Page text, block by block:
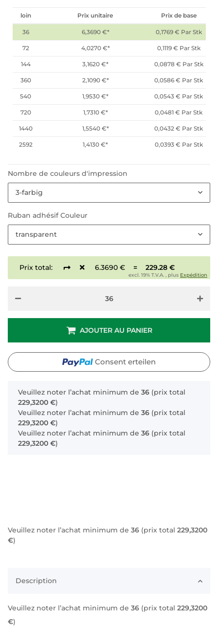
Veuillez noter l’achat minimum de 36 (prix total 229,3200
€)
loin Prix unitaire Prix de base
36 6,3690 €* 0,1769 € Par Stk
72 4,0270 €* 0,1119 € Par Stk
144 3,1620 €* 0,0878 € Par Stk
360 2,1090 €* 0,0586 € Par Stk
540 1,9530 €* 0,0543 € Par Stk
720 1,7310 €* 0,0481 € Par Stk
1440 1,5540 €* 0,0432 € Par Stk
2592 1,4130 €* 0,0393 € Par Stk
Nombre de couleurs d'impression
3-farbig
Ruban adhésif Couleur
transparent
Prix total: 6.3690 € = 229.28 €
excl. 19% T.V.A. , plus Expédition
AJOUTER AU PANIER
Consent erteilen
x
Veuillez noter l’achat minimum de 36 (prix total
229,3200 €)
Veuillez noter l’achat minimum de 36 (prix total
229,3200 €)
Veuillez noter l’achat minimum de 36 (prix total
229,3200 €)
Description
Veuillez noter l’achat minimum de 36 (prix total 229,3200
€)